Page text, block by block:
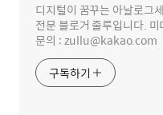
디지털이 꿈꾸는 아날로그
전문 블로거 줄루입니다.
문의 : zullu@kakao.com
구독하기